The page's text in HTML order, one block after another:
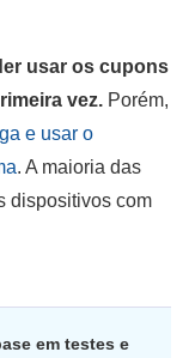
usar os cupons
vez. Porém,
e usar o
. A maioria das
dispositivos com
em testes e